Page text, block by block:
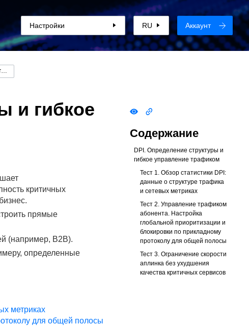
Настройки RU Аккаунт
DPI. Определение структуры и гибкое управление трафиком
и гибкое
критичных
прямые
(например, B2B).
определенные
метриках
для общей полосы
Содержание
DPI. Определение структуры и
гибкое управление трафиком
Тест 1. Обзор статистики DPI:
данные о структуре трафика
и сетевых метриках
Тест 2. Управление трафиком
абонента. Настройка
глобальной приоритизации и
блокировки по прикладному
протоколу для общей полосы
Тест 3. Ограничение скорости
аплинка без ухудшения
качества критичных сервисов